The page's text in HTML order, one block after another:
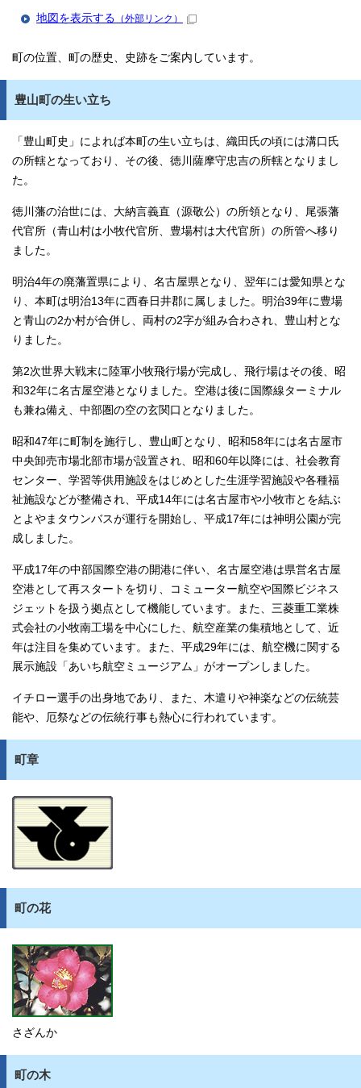
地図を表示する （外部リンク）
町の位置、町の歴史、史跡をご案内しています。
豊山町の生い立ち
「豊山町史」によれば本町の生い立ちは、織田氏の頃には溝口氏
の所轄となっており、その後、徳川薩摩守忠吉の所轄となりまし
た。
徳川藩の治世には、大納言義直（源敬公）の所領となり、尾張藩
代官所（青山村は小牧代官所、豊場村は大代官所）の所管へ移り
ました。
明治4年の廃藩置県により、名古屋県となり、翌年には愛知県とな
り、本町は明治13年に西春日井郡に属しました。明治39年に豊場
と青山の2か村が合併し、両村の2字が組み合わされ、豊山村とな
りました。
第2次世界大戦末に陸軍小牧飛行場が完成し、飛行場はその後、昭
和32年に名古屋空港となりました。空港は後に国際線ターミナル
も兼ね備え、中部圏の空の玄関口となりました。
昭和47年に町制を施行し、豊山町となり、昭和58年には名古屋市
中央卸売市場北部市場が設置され、昭和60年以降には、社会教育
センター、学習等供用施設をはじめとした生涯学習施設や各種福
祉施設などが整備され、平成14年には名古屋市や小牧市とを結ぶ
とよやまタウンバスが運行を開始し、平成17年には神明公園が完
成しました。
平成17年の中部国際空港の開港に伴い、名古屋空港は県営名古屋
空港として再スタートを切り、コミューター航空や国際ビジネス
ジェットを扱う拠点として機能しています。また、三菱重工業株
式会社の小牧南工場を中心にした、航空産業の集積地として、近
年は注目を集めています。また、平成29年には、航空機に関する
展示施設「あいち航空ミュージアム」がオープンしました。
イチロー選手の出身地であり、また、木遣りや神楽などの伝統芸
能や、厄祭などの伝統行事も熱心に行われています。
町章
町の花
さざんか
町の木